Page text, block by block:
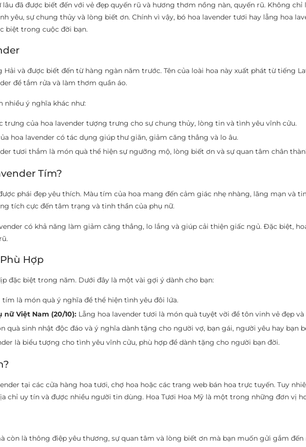
đã được biết đến với vẻ đẹp quyến rũ và hương thơm nồng nàn, quyến rũ. Không
yêu, sự chung thủy và lòng biết ơn. Chính vì vậy, bó hoa lavender tươi hay lẵng hoa
biệt trong cuộc đời bạn.
và được biết đến từ hàng ngàn năm trước. Tên của loài hoa này xuất phát từ tiếng
để tắm rửa và làm thơm quần áo.
nhiều ý nghĩa khác như:
trưng của hoa lavender tượng trưng cho sự chung thủy, lòng tin và tình yêu vĩnh cửu.
hoa lavender có tác dụng giúp thư giãn, giảm căng thẳng và lo âu.
tươi thắm là món quà thể hiện sự ngưỡng mộ, lòng biết ơn và sự quan tâm chân
Tím?
phái đẹp yêu thích. Màu tím của hoa mang đến cảm giác nhẹ nhàng, lãng mạn và
tích cực đến tâm trạng và tinh thần của phụ nữ.
có khả năng làm giảm căng thẳng, lo lắng và giúp cải thiện giấc ngủ. Đặc biệt,
Hợp
đặc biệt trong năm. Dưới đây là một vài gợi ý dành cho bạn:
tím là món quà ý nghĩa để thể hiện tình yêu đôi lứa.
nữ Việt Nam (20/10): Lẵng hoa lavender tươi là món quà tuyệt vời để tôn vinh vẻ đẹp
quà sinh nhật độc đáo và ý nghĩa dành tặng cho người vợ, bạn gái, người yêu hay bạn
là biểu tượng cho tình yêu vĩnh cửu, phù hợp để dành tặng cho người bạn đời.
tại các cửa hàng hoa tươi, chợ hoa hoặc các trang web bán hoa trực tuyến. Tuy
chỉ uy tín và được nhiều người tin dùng. Hoa Tươi Hoa Mỹ là một trong những đơn vị
còn là thông điệp yêu thương, sự quan tâm và lòng biết ơn mà bạn muốn gửi gắm